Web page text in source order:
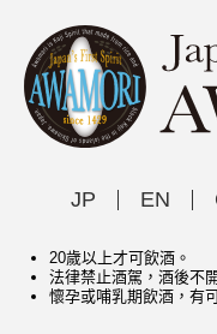
JP EN
20歲以上才可飲酒。
法律禁止酒駕，酒後不
懷孕或哺乳期飲酒，有